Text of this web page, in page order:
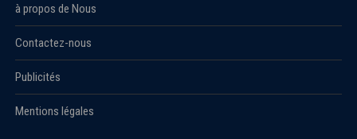
à propos de Nous
Contactez-nous
Publicités
Mentions légales